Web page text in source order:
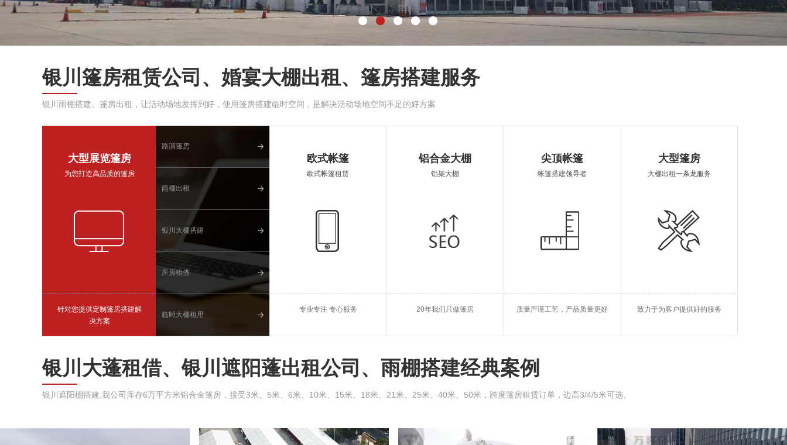
银川篷房租赁公司、婚宴大棚出租、篷房搭建服务
银川雨棚搭建、篷房出租，让活动场地发挥到好，使用篷房搭建临时空间，是解决活动场地空间不足的好方案
大型展览篷房
为您打造高品质的篷房
针对您提供定制篷房搭建解
决方案
路演篷房
雨棚出租
银川大棚搭建
库房租借
临时大棚租用
欧式帐篷
欧式帐篷租赁
专业专注 专心服务
银川雨棚出租
铝合金大棚
铝架大棚
20年我们只做篷房
银川玻璃蓬房
尖顶帐篷
帐篷搭建领导者
质量严谨工艺，产品质量更好
银川遮阳雨棚
银川帐篷租用
大型篷房
大棚出租一条龙服务
致力于为客户提供好的服务
银川大蓬租借、银川遮阳蓬出租公司、雨棚搭建经典案例
银川遮阳棚搭建,我公司库存6万平方米铝合金篷房，接受3米、5米、6米、10米、15米、18米、21米、25米、40米、50米，跨度篷房租赁订单，边高3/4/5米可选。